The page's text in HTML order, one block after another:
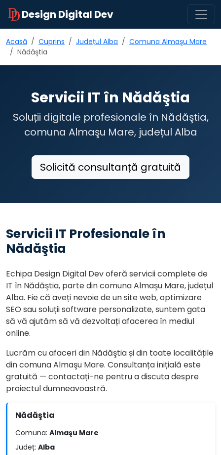
Design Digital Dev
Acasă Cuprins Județul Alba
Comuna Almaşu Mare
Nădăştia
Servicii IT în Nădăştia
Soluții digitale profesionale în Nădăştia,
comuna Almaşu Mare, județul Alba
Solicită consultanță gratuită
Servicii IT Profesionale în
Nădăştia
Echipa Design Digital Dev oferă servicii complete de
IT în Nădăştia, parte din comuna Almaşu Mare, județul
Alba. Fie că aveți nevoie de un site web, optimizare
SEO sau soluții software personalizate, suntem gata
să vă ajutăm să vă dezvoltați afacerea în mediul
online.
Lucrăm cu afaceri din Nădăştia și din toate localitățile
din comuna Almaşu Mare. Consultanța inițială este
gratuită — contactați-ne pentru a discuta despre
proiectul dumneavoastră.
Nădăştia
Comuna: Almaşu Mare
Județ: Alba